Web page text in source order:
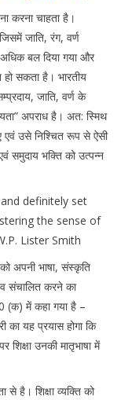
करना चाहता है।
जाति, रंग, वर्ण
बल दिया गया और
सकता है। भारतीय
जाति, वर्ण के
अपराध है। अत: स्मिथ
एवं उसे निश्चित रूप से ऐसी
समुदाय भक्ति को उत्पन्न
definitely set
the sense of
Lister Smith
अपनी भाषा, संस्कृति
संचालित करने का
(क) में कहा गया है –
का यह प्रयास होगा कि
शिक्षा उनकी मातृभाषा में
से है। शिक्षा व्यक्ति को